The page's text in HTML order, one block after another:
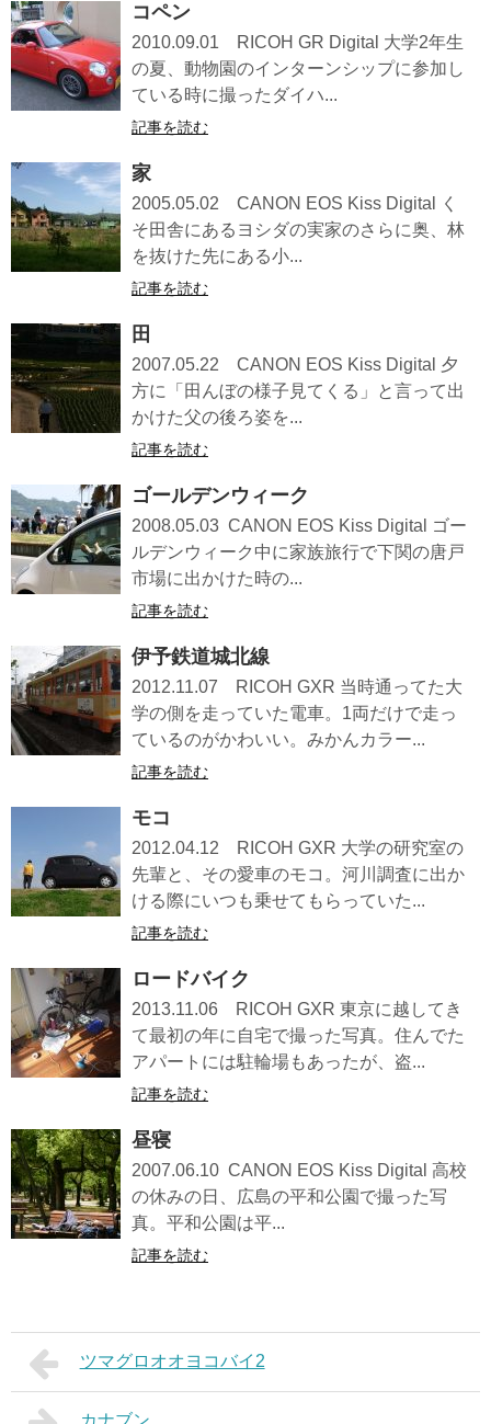
コペン
2010.09.01 RICOH GR Digital 大学2年生
の夏、動物園のインターンシップに参加し
ている時に撮ったダイハ...
記事を読む
家
2005.05.02 CANON EOS Kiss Digital く
そ田舎にあるヨシダの実家のさらに奥、林
を抜けた先にある小...
記事を読む
田
2007.05.22 CANON EOS Kiss Digital 夕
方に「田んぼの様子見てくる」と言って出
かけた父の後ろ姿を...
記事を読む
ゴールデンウィーク
2008.05.03 CANON EOS Kiss Digital ゴー
ルデンウィーク中に家族旅行で下関の唐戸
市場に出かけた時の...
記事を読む
伊予鉄道城北線
2012.11.07 RICOH GXR 当時通ってた大
学の側を走っていた電車。1両だけで走っ
ているのがかわいい。みかんカラー...
記事を読む
モコ
2012.04.12 RICOH GXR 大学の研究室の
先輩と、その愛車のモコ。河川調査に出か
ける際にいつも乗せてもらっていた...
記事を読む
ロードバイク
2013.11.06 RICOH GXR 東京に越してき
て最初の年に自宅で撮った写真。住んでた
アパートには駐輪場もあったが、盗...
記事を読む
昼寝
2007.06.10 CANON EOS Kiss Digital 高校
の休みの日、広島の平和公園で撮った写
真。平和公園は平...
記事を読む
ツマグロオオヨコバイ2